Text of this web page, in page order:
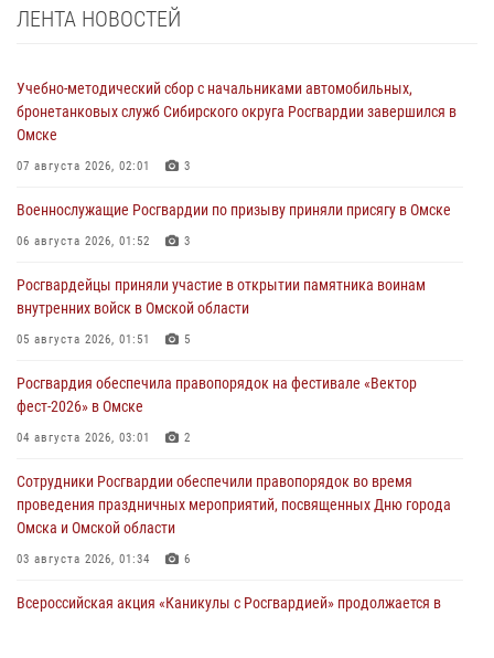
ЛЕНТА НОВОСТЕЙ
Учебно-методический сбор с начальниками автомобильных,
бронетанковых служб Сибирского округа Росгвардии завершился в
Омске
07 августа 2026, 02:01 3
Военнослужащие Росгвардии по призыву приняли присягу в Омске
06 августа 2026, 01:52 3
Росгвардейцы приняли участие в открытии памятника воинам
внутренних войск в Омской области
05 августа 2026, 01:51 5
Росгвардия обеспечила правопорядок на фестивале «Вектор
фест-2026» в Омске
04 августа 2026, 03:01 2
Сотрудники Росгвардии обеспечили правопорядок во время
проведения праздничных мероприятий, посвященных Дню города
Омска и Омской области
03 августа 2026, 01:34 6
Всероссийская акция «Каникулы с Росгвардией» продолжается в